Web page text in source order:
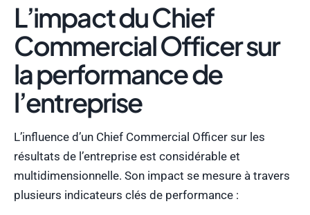
L’impact du Chief
Commercial Officer sur
la performance de
l’entreprise
L’influence d’un Chief Commercial Officer sur les
résultats de l’entreprise est considérable et
multidimensionnelle. Son impact se mesure à travers
plusieurs indicateurs clés de performance :